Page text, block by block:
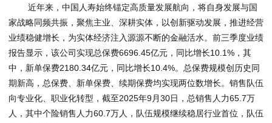
近年来，中国人寿始终锚定高质量发展航向，将自身发展与国
家战略同频共振，聚焦主业、深耕实体，以创新驱动发展，推进经营
业绩稳健增长，为实体经济注入源源不断的金融活水。前三季度业绩
报告显示，该公司实现总保费6696.45亿元，同比增长10.1%，其
中，新单保费2180.34亿元，同比增长10.4%。总保费规模创历史同
期新高，总保费、新单保费、续期保费均实现两位数增长。销售队伍
向专业化、职业化转型，截至2025年9月30日，总销售人力65.7万
人，其中个险销售人力60.7万人，队伍规模继续稳居行业首位，队伍